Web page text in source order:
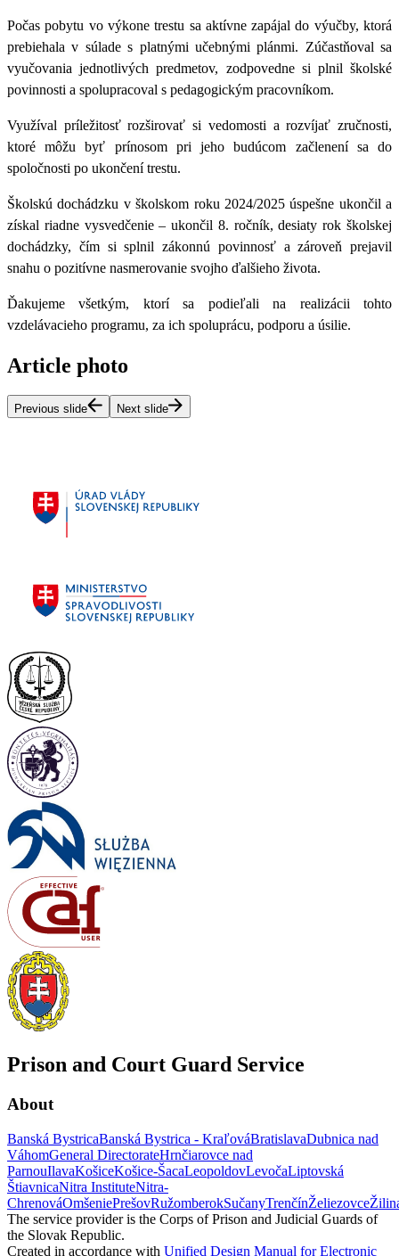
Počas pobytu vo výkone trestu sa aktívne zapájal do výučby, ktorá
prebiehala v súlade s platnými učebnými plánmi. Zúčastňoval sa
vyučovania jednotlivých predmetov, zodpovedne si plnil školské
povinnosti a spolupracoval s pedagogickým pracovníkom.
Využíval príležitosť rozširovať si vedomosti a rozvíjať zručnosti,
ktoré môžu byť prínosom pri jeho budúcom začlenení sa do
spoločnosti po ukončení trestu.
Školskú dochádzku v školskom roku 2024/2025 úspešne ukončil a
získal riadne vysvedčenie – ukončil 8. ročník, desiaty rok školskej
dochádzky, čím si splnil zákonnú povinnosť a zároveň prejavil
snahu o pozitívne nasmerovanie svojho ďalšieho života.
Ďakujeme všetkým, ktorí sa podieľali na realizácii tohto
vzdelávacieho programu, za ich spoluprácu, podporu a úsilie.
Article photo
Previous slide Next slide
Prison and Court Guard Service
About
Banská BystricaBanská Bystrica - KraľováBratislavaDubnica nad
VáhomGeneral DirectorateHrnčiarovce nad
ParnouIlavaKošiceKošice-ŠacaLeopoldovLevočaLiptovská
ŠtiavnicaNitra InstituteNitra-
ChrenováOmšeniePrešovRužomberokSučanyTrenčínŽeliezovce
The service provider is the Corps of Prison and Judicial Guards of
the Slovak Republic.
Created in accordance with Unified Design Manual for Electronic